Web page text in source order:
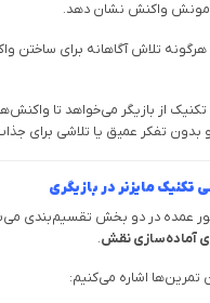
واکنش نشان دهد.
تلاش آگاهانه برای ساختن
از بازیگر می‌خواهد تا
بدون تفکر عمیق یا تلاشی برای
مایزنر در بازیگری
عمده در دو بخش تقسیم‌بندی
آماده‌سازی نقش.
تمرین‌ها اشاره می‌کنیم: